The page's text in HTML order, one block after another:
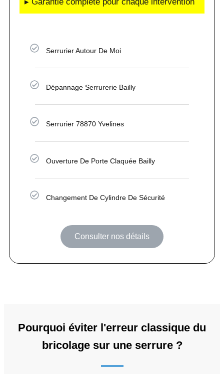
Serrurier Autour De Moi
Dépannage Serrurerie Bailly
Serrurier 78870 Yvelines
Ouverture De Porte Claquée Bailly
Changement De Cylindre De Sécurité
Consulter nos détails
Pourquoi éviter l'erreur classique du
bricolage sur une serrure ?